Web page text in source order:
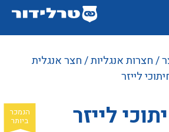
/חצרות אנגליות/חצר אנגלית
לייזר
לייזר